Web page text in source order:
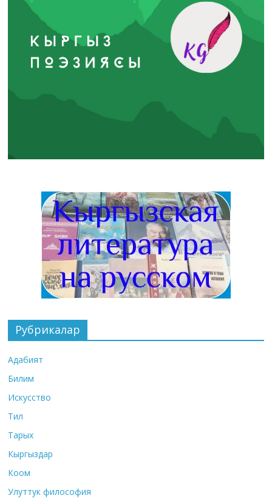
Рубрикалар
Адабият
Билим
Искусство
Тил
Тарых
Кыргыздар
Коом
Улуттук философия